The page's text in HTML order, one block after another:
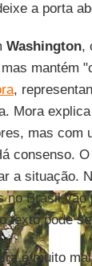
a porta
Washington,
mantém
,
Mora
mas com
consenso. O
a situação.
no Brasil
texto pode
é muito